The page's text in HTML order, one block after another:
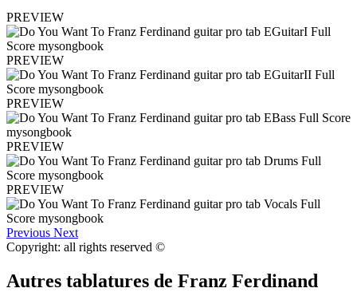
PREVIEW
PREVIEW
PREVIEW
PREVIEW
PREVIEW
Previous Next
Copyright: all rights reserved ©
Autres tablatures de Franz Ferdinand